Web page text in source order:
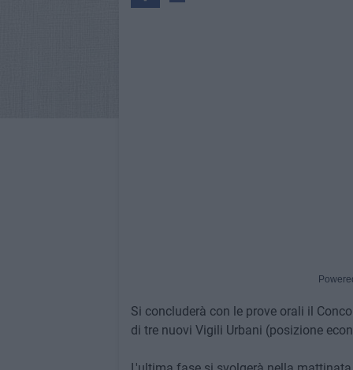
Si concluderà con le prove orali il
di tre nuovi Vigili Urbani (posizione